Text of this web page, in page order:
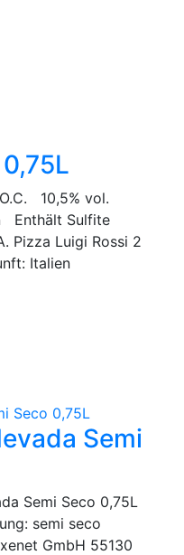
10,5% vol.
Enthält Sulfite
Pizza Luigi Rossi 2
Italien
Semi
Semi Seco 0,75L
semi seco
GmbH 55130